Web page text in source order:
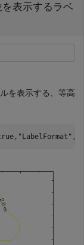
表示するラベ
を表示する、等高
"LabelFormat" ,